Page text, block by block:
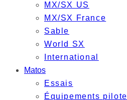
MX/SX US
MX/SX France
Sable
World SX
International
Matos
Essais
Équipements pilote